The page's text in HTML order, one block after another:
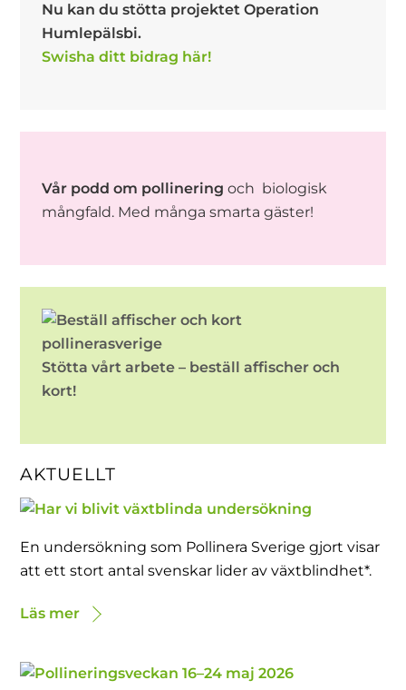
Nu kan du stötta projektet Operation
Humlepälsbi.
Swisha ditt bidrag här!
Vår podd om pollinering och biologisk
mångfald. Med många smarta gäster!
Stötta vårt arbete – beställ affischer och
kort!
AKTUELLT
En undersökning som Pollinera Sverige gjort visar
att ett stort antal svenskar lider av växtblindhet*.
Läs mer